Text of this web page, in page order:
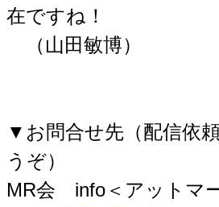
在ですね！
（山田敏博）
▼お問合せ先（配信依
うぞ）
MR会 info＜アットマ